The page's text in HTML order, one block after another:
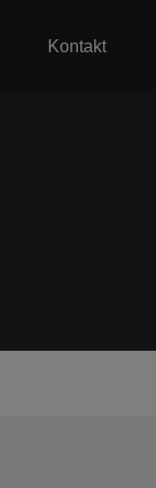
Kontakt